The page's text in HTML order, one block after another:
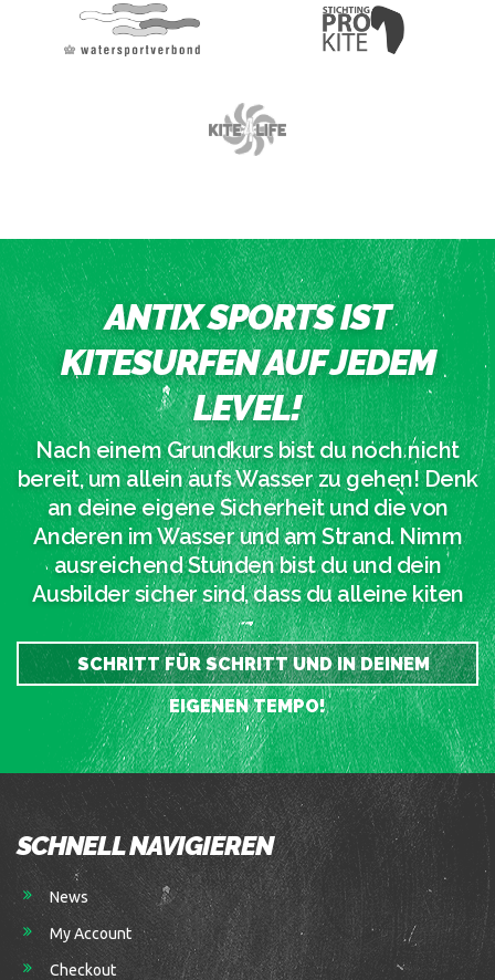
ANTIX SPORTS IST
KITESURFEN AUF JEDEM
LEVEL!
Nach einem Grundkurs bist du noch nicht
bereit, um allein aufs Wasser zu gehen! Denk
an deine eigene Sicherheit und die von
Anderen im Wasser und am Strand. Nimm
ausreichend Stunden bist du und dein
Ausbilder sicher sind, dass du alleine kiten
SCHRITT FÜR SCHRITT UND IN DEINEM
EIGENEN TEMPO!
SCHNELL NAVIGIEREN
News
My Account
Checkout